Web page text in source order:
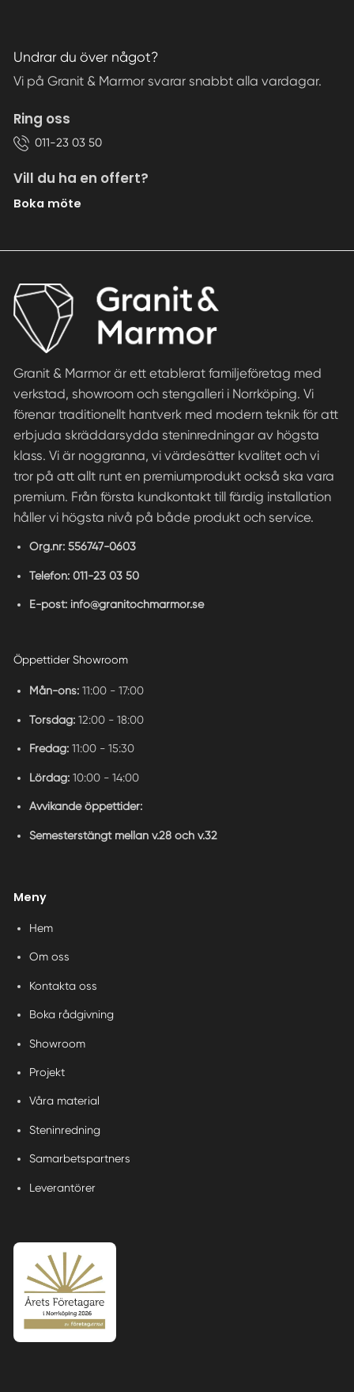
Undrar du över något?
Vi på Granit & Marmor svarar snabbt alla vardagar.
Ring oss
011-23 03 50
Vill du ha en offert?
Boka möte
Granit & Marmor är ett etablerat familjeföretag med
verkstad, showroom och stengalleri i Norrköping. Vi
förenar traditionellt hantverk med modern teknik för att
erbjuda skräddarsydda steninredningar av högsta
klass. Vi är noggranna, vi värdesätter kvalitet och vi
tror på att allt runt en premiumprodukt också ska vara
premium. Från första kundkontakt till färdig installation
håller vi högsta nivå på både produkt och service.
Org.nr: 556747-0603
Telefon: 011-23 03 50
E-post: info@granitochmarmor.se
Öppettider Showroom
Mån-ons: 11:00 - 17:00
Torsdag:12:00 - 18:00
Fredag:11:00 - 15:30
Lördag:10:00 - 14:00
Avvikande öppettider:
Semesterstängt mellan v.28 och v.32
Meny
Hem
Om oss
Kontakta oss
Boka rådgivning
Showroom
Projekt
Våra material
Steninredning
Samarbetspartners
Leverantörer